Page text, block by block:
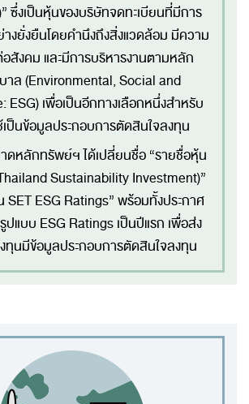
ซึ่งเป็นหุ้นของบริษัทจดทะเบียนที่มีการ
างยั่งยืนโดยคำนึงถึงสิ่งแวดล้อม มีความ
สังคม และมีการบริหารงานตามหลัก
าล (Environmental, Social and
ESG) เพื่อเป็นอีกทางเลือกหนึ่งสำหรับ
ป็นข้อมูลประกอบการตัดสินใจลงทุน
ดหลักทรัพย์ฯ ได้เปลี่ยนชื่อ “รายชื่อหุ้น
Sustainability Investment)”
SET ESG Ratings” พร้อมทั้งประกาศ
ปแบบ ESG Ratings เป็นปีแรก เพื่อส่ง
ทุนมีข้อมูลประกอบการตัดสินใจลงทุน